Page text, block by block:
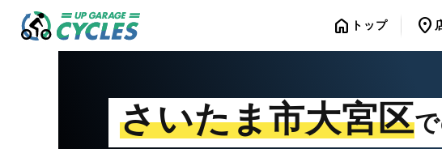
home トップ location_on
さいたま市大宮区